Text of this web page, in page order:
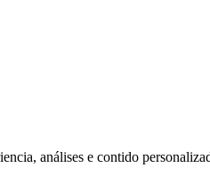
análises e contido